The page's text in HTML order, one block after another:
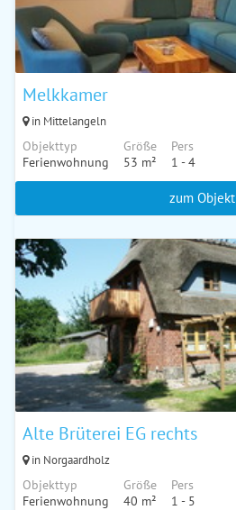
Melkkamer
in Mittelangeln
Objekttyp
Ferienwohnung
Größe
53 m²
Pers
1 - 4
zum Objekt
Alte Brüterei EG rechts
in Norgaardholz
Objekttyp
Ferienwohnung
Größe
40 m²
Pers
1 - 5